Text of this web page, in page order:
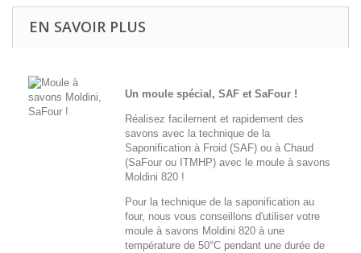
EN SAVOIR PLUS
Un moule spécial, SAF et SaFour !
Réalisez facilement et rapidement des
savons avec la technique de la
Saponification à Froid (SAF) ou à Chaud
(SaFour ou ITMHP) avec le moule à savons
Moldini 820 !
Pour la technique de la saponification au
four, nous vous conseillons d'utiliser votre
moule à savons Moldini 820 à une
température de 50°C pendant une durée de